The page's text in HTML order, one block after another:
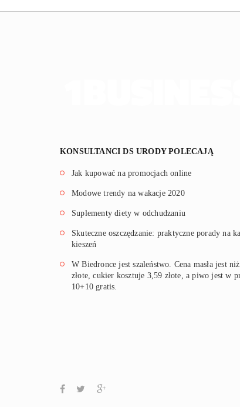
KONSULTANCI DS URODY POLECAJĄ
Jak kupować na promocjach online
Modowe trendy na wakacje 2020
Suplementy diety w odchudzaniu
Skuteczne oszczędzanie: praktyczne porady na
kieszeń
W Biedronce jest szaleństwo. Cena masła jest
złote, cukier kosztuje 3,59 złote, a piwo jest w
10+10 gratis.